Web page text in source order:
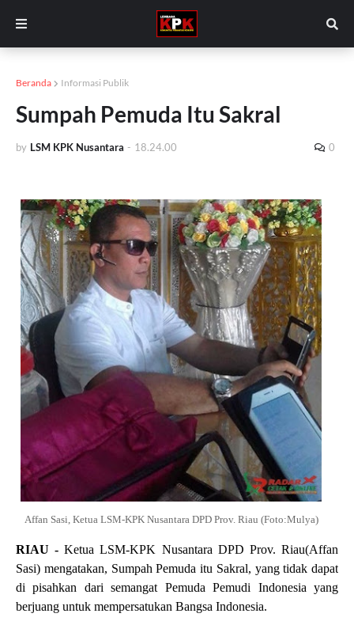
Beranda Informasi Publik
Sumpah Pemuda Itu Sakral
by LSM KPK Nusantara - 18.24.00 0
Affan Sasi, Ketua LSM-KPK Nusantara DPD Prov. Riau (Foto:Mulya)
RIAU -Ketua LSM-KPK Nusantara DPD Prov. Riau(Affan
Sasi) mengatakan, Sumpah Pemuda itu Sakral, yang tidak dapat
di pisahkan dari semangat Pemuda Pemudi Indonesia yang
berjuang untuk mempersatukan Bangsa Indonesia.